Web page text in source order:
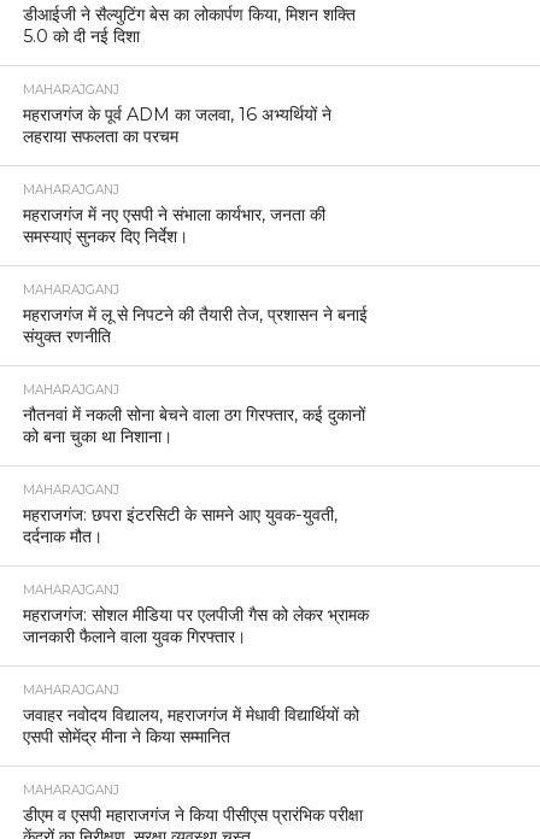
डीआईजी ने सैल्युटिंग बेस का लोकार्पण किया, मिशन शक्ति
5.0 को दी नई दिशा
MAHARAJGANJ
महराजगंज के पूर्व ADM का जलवा, 16 अभ्यर्थियों ने
लहराया सफलता का परचम
MAHARAJGANJ
महराजगंज में नए एसपी ने संभाला कार्यभार, जनता की
समस्याएं सुनकर दिए निर्देश।
MAHARAJGANJ
महराजगंज में लू से निपटने की तैयारी तेज, प्रशासन ने बनाई
संयुक्त रणनीति
MAHARAJGANJ
नौतनवां में नकली सोना बेचने वाला ठग गिरफ्तार, कई दुकानों
को बना चुका था निशाना।
MAHARAJGANJ
महराजगंज: छपरा इंटरसिटी के सामने आए युवक-युवती,
दर्दनाक मौत।
MAHARAJGANJ
महराजगंज: सोशल मीडिया पर एलपीजी गैस को लेकर भ्रामक
जानकारी फैलाने वाला युवक गिरफ्तार।
MAHARAJGANJ
जवाहर नवोदय विद्यालय, महराजगंज में मेधावी विद्यार्थियों को
एसपी सोमेंद्र मीना ने किया सम्मानित
MAHARAJGANJ
डीएम व एसपी महाराजगंज ने किया पीसीएस प्रारंभिक परीक्षा